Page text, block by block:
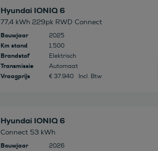
Hyundai IONIQ 6
77,4 kWh 229pk RWD Connect
Bouwjaar 2025
Km stand 1.500
Brandstof Elektrisch
Transmissie Automaat
Vraagprijs € 37.940 Incl. Btw
Hyundai IONIQ 6
Connect 53 kWh
Bouwjaar 2026